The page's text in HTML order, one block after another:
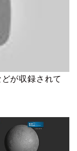
が収録されて